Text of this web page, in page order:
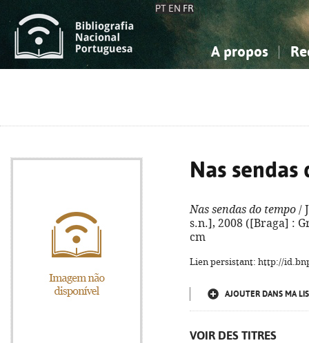
PT EN FR
A propos
Nas
Nas sendas do tempo /
s.n.], 2008 ([Braga] :
cm
Lien persistant: http://
AJOUTER DANS MA
VOIR DES TITRES